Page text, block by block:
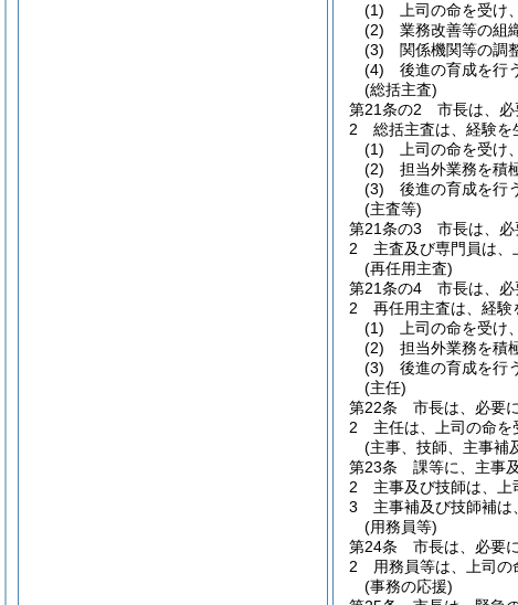
(1)
上司の命を受け
(2)
業務改善等の組
(3)
関係機関等の調
(4)
後進の育成を行
(総括主査)
第21条の2
市長は、必
2
総括主査は、経験を
(1)
上司の命を受け
(2)
担当外業務を積
(3)
後進の育成を行
(主査等)
第21条の3
市長は、必
2
主査及び専門員は、
(再任用主査)
第21条の4
市長は、必
2
再任用主査は、経験
(1)
上司の命を受け
(2)
担当外業務を積
(3)
後進の育成を行
(主任)
第22条
市長は、必要
2
主任は、上司の命を
(主事、技師、主事補
第23条
課等に、主事
2
主事及び技師は、上
3
主事補及び技師補は
(用務員等)
第24条
市長は、必要
2
用務員等は、上司の
(事務の応援)